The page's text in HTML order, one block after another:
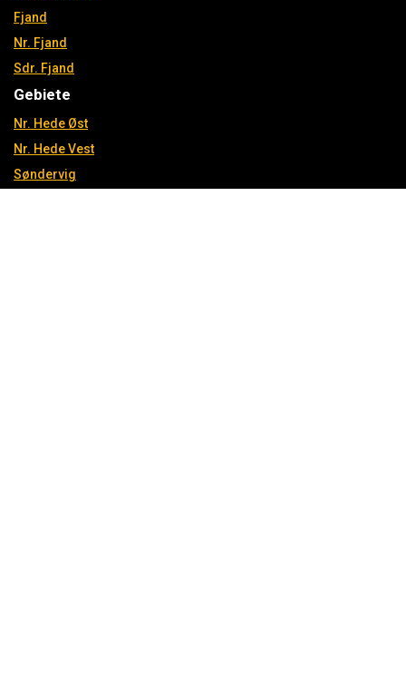
Fjand
Nr. Fjand
Sdr. Fjand
Gebiete
Nr. Hede Øst
Nr. Hede Vest
Søndervig